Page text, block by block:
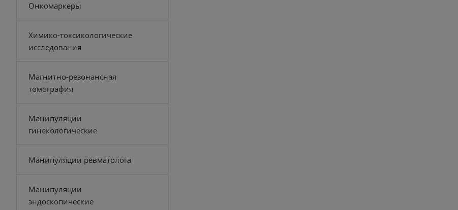
Онкомаркеры
Химико-токсикологические
исследования
Магнитно-резонансная
томография
Манипуляции
гинекологические
Манипуляции ревматолога
Манипуляции
эндоскопические